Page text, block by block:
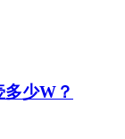
少W？